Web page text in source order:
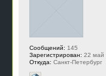
Сообщений: 145
Зарегистрирован: 22 май
Откуда: Санкт-Петербург